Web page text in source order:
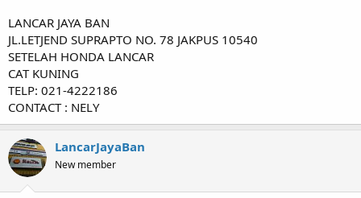
LANCAR JAYA BAN
JL.LETJEND SUPRAPTO NO. 78 JAKPUS 10540
SETELAH HONDA LANCAR
CAT KUNING
TELP: 021-4222186
CONTACT : NELY
LancarJayaBan
New member